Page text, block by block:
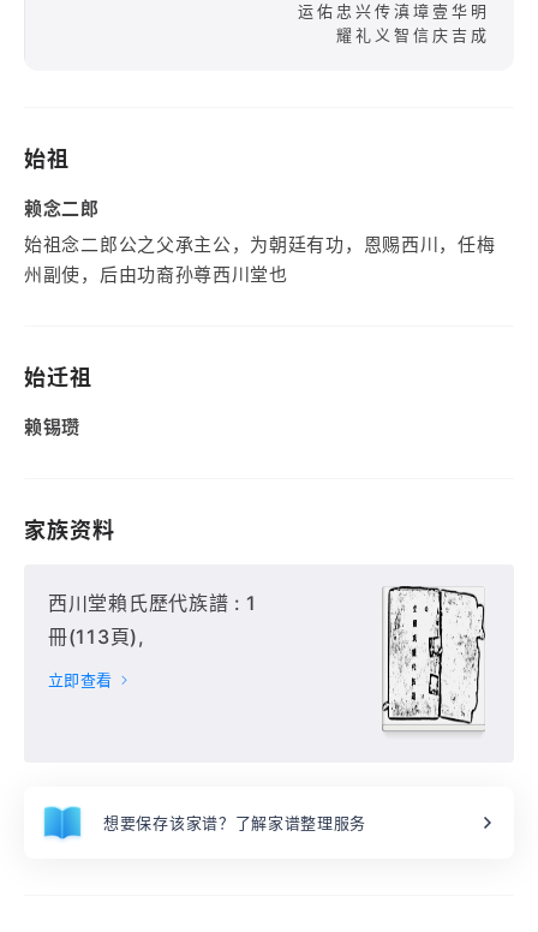
运佑忠兴传滇墇壹华明
耀礼义智信庆吉成
始祖
赖念二郎
始祖念二郎公之父承主公，为朝廷有功，恩赐西川，任梅
州副使，后由功裔孙尊西川堂也
始迁祖
赖锡瓒
家族资料
西川堂賴氏歷代族譜 : 1
冊(113頁),
立即查看
想要保存该家谱？了解家谱整理服务